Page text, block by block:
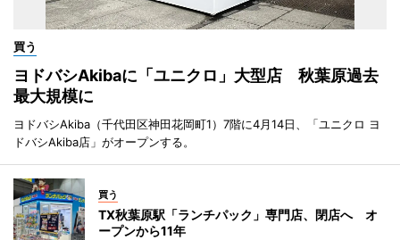
買う
ヨドバシAkibaに「ユニクロ」大型店 秋葉原過去
最大規模に
ヨドバシAkiba（千代田区神田花岡町1）7階に4月14日、「ユニクロ ヨ
ドバシAkiba店」がオープンする。
買う
TX秋葉原駅「ランチパック」専門店、閉店へ オ
ープンから11年